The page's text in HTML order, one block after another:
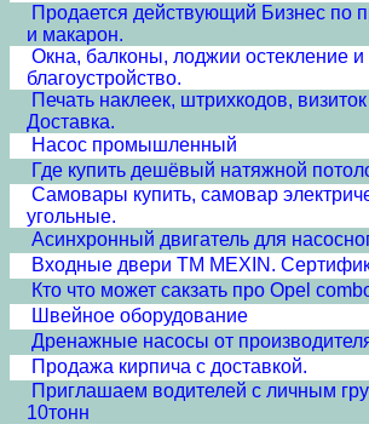
Продается действующий Бизнес по
и макарон.
Окна, балконы, лоджии остекление и
благоустройство.
Печать наклеек, штрихкодов,
Доставка.
Насос промышленный
Где купить дешёвый натяжной
Самовары купить, самовар
угольные.
Асинхронный двигатель для
Входные двери ТМ MEXIN.
Кто что может сакзать про Opel
Швейное оборудование
Дренажные насосы от
Продажа кирпича с доставкой.
Приглашаем водителей с личным
10тонн